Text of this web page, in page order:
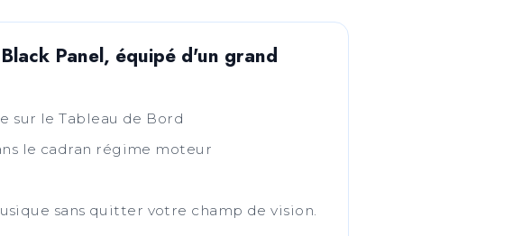
Panel, équipé d'un grand
sur le Tableau de Bord
le cadran régime moteur
sans quitter votre champ de vision.